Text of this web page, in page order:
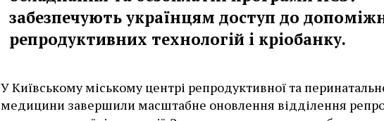
забезпечують українцям доступ до
репродуктивних технологій і кріобанку.
У Київському міському центрі репродуктивної та
медицини завершили масштабне оновлення відділення